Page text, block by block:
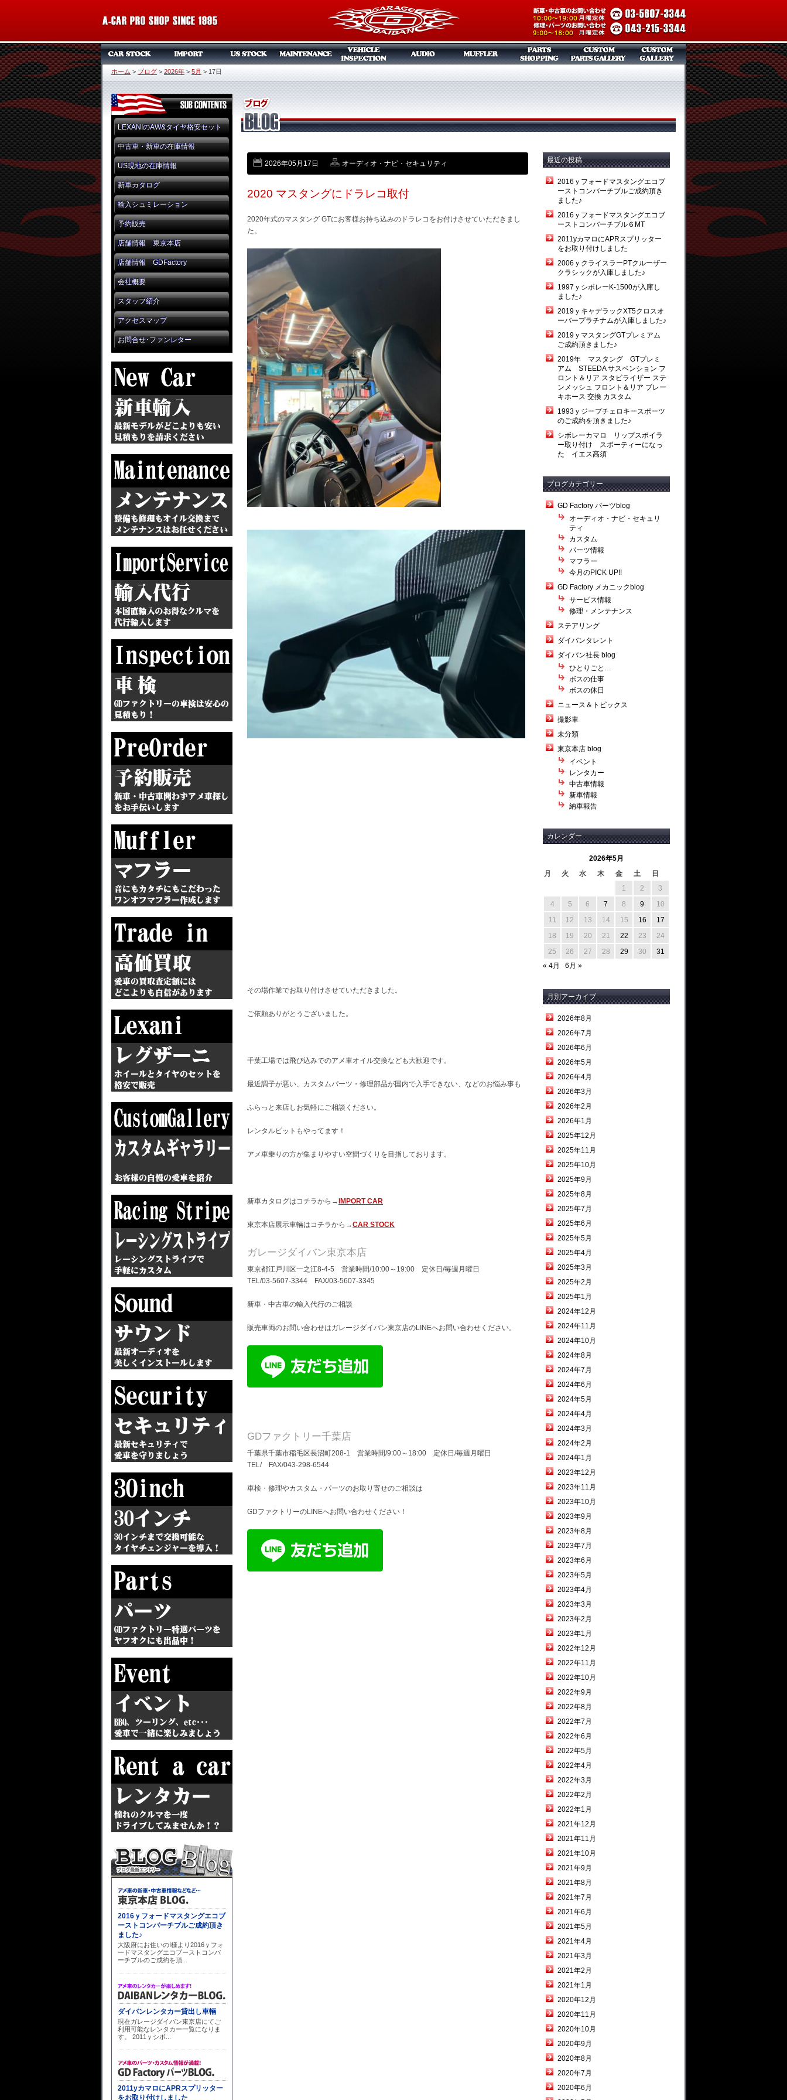
ホーム > ブログ > 2026年 > 5月 > 17日
LEXANIのAW&タイヤ格安セット
中古車・新車の在庫情報
US現地の在庫情報
新車カタログ
輸入シュミレーション
予約販売
店舗情報 東京本店
店舗情報 GDFactory
会社概要
スタッフ紹介
アクセスマップ
お問合せ･ファンレター
2026年05月17日 オーディオ・ナビ・セキュリティ
2020 マスタングにドラレコ取付
2020年式のマスタング GTにお客様お持ち込みのドラレコをお付けさせていただきまし
た。
その場作業でお取り付けさせていただきました。
ご依頼ありがとうございました。
千葉工場では飛び込みでのアメ車オイル交換なども大歓迎です。
最近調子が悪い、カスタムパーツ・修理部品が国内で入手できない、などのお悩み事も
ふらっと来店しお気軽にご相談ください。
レンタルピットもやってます！
アメ車乗りの方が集まりやすい空間づくりを目指しております。
新車カタログはコチラから→ IMPORT CAR
東京本店展示車輛はコチラから→CAR STOCK
ガレージダイバン東京本店
東京都江戸川区一之江8-4-5 営業時間/10:00～19:00 定休日/毎週月曜日
TEL/03-5607-3344 FAX/03-5607-3345
新車・中古車の輸入代行のご相談
販売車両のお問い合わせはガレージダイバン東京店のLINEへお問い合わせください。
GDファクトリー千葉店
千葉県千葉市稲毛区長沼町208-1 営業時間/9:00～18:00 定休日/毎週月曜日
TEL/ FAX/043-298-6544
車検・修理やカスタム・パーツのお取り寄せのご相談は
GDファクトリーのLINEへお問い合わせください！
最近の投稿
2016ｙフォードマスタングエコブ
ーストコンバーチブルご成約頂き
ました♪
2016ｙフォードマスタングエコブ
ーストコンバーチブル６MT
2011yカマロにAPRスプリッター
をお取り付けしました
2006ｙクライスラーPTクルーザー
クラシックが入庫しました♪
1997ｙシボレーK-1500が入庫し
ました♪
2019ｙキャデラックXT5クロスオ
ーバープラチナムが入庫しました♪
2019ｙマスタングGTプレミアム
ご成約頂きました♪
2019年 マスタング GTプレミ
アム STEEDA サスペンション フ
ロント＆リア スタビライザー ステ
ンメッシュ フロント＆リア ブレー
キホース 交換 カスタム
1993ｙジープチェロキースポーツ
のご成約を頂きました♪
シボレーカマロ リップスポイラ
ー取り付け スポーティーになっ
た イエス高須
ブログカテゴリー
GD Factory パーツblog
オーディオ・ナビ・セキュリ
ティ
カスタム
パーツ情報
マフラー
今月のPICK UP!!
GD Factory メカニックblog
サービス情報
修理・メンテナンス
ステアリング
ダイバンタレント
ダイバン社長 blog
ひとりごと…
ボスの仕事
ボスの休日
ニュース＆トピックス
撮影車
未分類
東京本店 blog
イベント
レンタカー
中古車情報
新車情報
納車報告
カレンダー
2026年5月
月
火 水 木 金 土
日
1
2
3
4
5 6 7 8 9
10
11
12 13 14 15 16
17
18
19 20 21 22 23
24
25
26 27 28 29 30
31
« 4月
6月 »
月別アーカイブ
2026年8月
2026年7月
2026年6月
2026年5月
2026年4月
2026年3月
2026年2月
2026年1月
2025年12月
2025年11月
2025年10月
2025年9月
2025年8月
2025年7月
2025年6月
2025年5月
2025年4月
2025年3月
2025年2月
2025年1月
2024年12月
2024年11月
2024年10月
2024年8月
2024年7月
2024年6月
2024年5月
2024年4月
2024年3月
2024年2月
2024年1月
2023年12月
2023年11月
2023年10月
2023年9月
2023年8月
2023年7月
2023年6月
2023年5月
2023年4月
2023年3月
2023年2月
2023年1月
2022年12月
2022年11月
2022年10月
2022年9月
2022年8月
2022年7月
2022年6月
2022年5月
2022年4月
2022年3月
2022年2月
2022年1月
2021年12月
2021年11月
2021年10月
2021年9月
2021年8月
2021年7月
2021年6月
2021年5月
2021年4月
2021年3月
2021年2月
2021年1月
2020年12月
2020年11月
2020年10月
2020年9月
2020年8月
2020年7月
2020年6月